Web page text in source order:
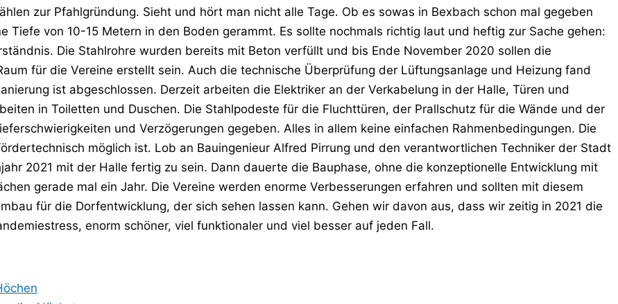
zur Pfahlgründung. Sieht und hört man nicht alle Tage. Ob es sowas in Bexbach schon mal gegeben
Tiefe von 10-15 Metern in den Boden gerammt. Es sollte nochmals richtig laut und heftig zur Sache gehen:
Die Stahlrohre wurden bereits mit Beton verfüllt und bis Ende November 2020 sollen die
für die Vereine erstellt sein. Auch die technische Überprüfung der Lüftungsanlage und Heizung fand
ist abgeschlossen. Derzeit arbeiten die Elektriker an der Verkabelung in der Halle, Türen und
in Toiletten und Duschen. Die Stahlpodeste für die Fluchttüren, der Prallschutz für die Wände und der
und Verzögerungen gegeben. Alles in allem keine einfachen Rahmenbedingungen. Die
möglich ist. Lob an Bauingenieur Alfred Pirrung und den verantwortlichen Techniker der Stadt
2021 mit der Halle fertig zu sein. Dann dauerte die Bauphase, ohne die konzeptionelle Entwicklung mit
gerade mal ein Jahr. Die Vereine werden enorme Verbesserungen erfahren und sollten mit diesem
für die Dorfentwicklung, der sich sehen lassen kann. Gehen wir davon aus, dass wir zeitig in 2021 die
enorm schöner, viel funktionaler und viel besser auf jeden Fall.